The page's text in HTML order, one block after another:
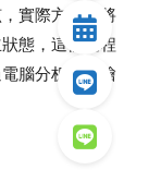
實際方法會將
態，這個過程
腦分析，描繪